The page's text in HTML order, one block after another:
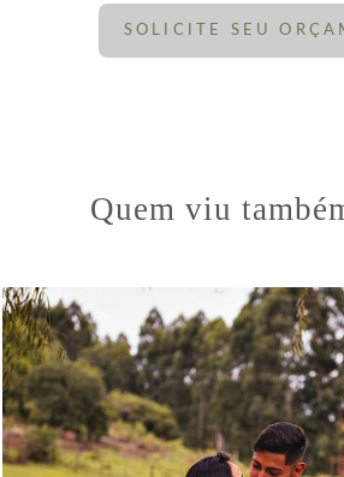
SOLICITE SEU
Quem viu